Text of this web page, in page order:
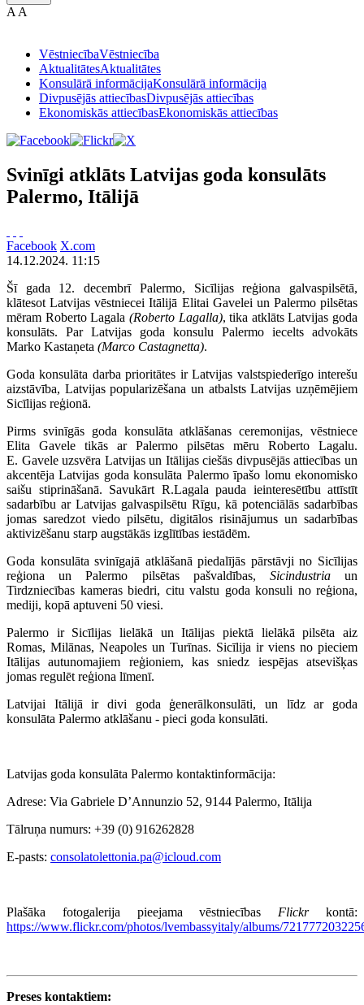
A A
VēstniecībaVēstniecība
AktualitātesAktualitātes
Konsulārā informācijaKonsulārā informācija
Divpusējās attiecībasDivpusējās attiecības
Ekonomiskās attiecībasEkonomiskās attiecības
Svinīgi atklāts Latvijas goda konsulāts
Palermo, Itālijā
Facebook X.com
14.12.2024. 11:15
Šī gada 12. decembrī Palermo, Sicīlijas reģiona galvaspilsētā,
klātesot Latvijas vēstniecei Itālijā Elitai Gavelei un Palermo pilsētas
mēram Roberto Lagala (Roberto Lagalla), tika atklāts Latvijas goda
konsulāts. Par Latvijas goda konsulu Palermo iecelts advokāts
Marko Kastaņeta (Marco Castagnetta).
Goda konsulāta darba prioritātes ir Latvijas valstspiederīgo interešu
aizstāvība, Latvijas popularizēšana un atbalsts Latvijas uzņēmējiem
Sicīlijas reģionā.
Pirms svinīgās goda konsulāta atklāšanas ceremonijas, vēstniece
Elita Gavele tikās ar Palermo pilsētas mēru Roberto Lagalu.
E. Gavele uzsvēra Latvijas un Itālijas ciešās divpusējās attiecības un
akcentēja Latvijas goda konsulāta Palermo īpašo lomu ekonomisko
saišu stiprināšanā. Savukārt R.Lagala pauda ieinteresētību attīstīt
sadarbību ar Latvijas galvaspilsētu Rīgu, kā potenciālās sadarbības
jomas saredzot viedo pilsētu, digitālos risinājumus un sadarbības
aktivizēšanu starp augstākās izglītības iestādēm.
Goda konsulāta svinīgajā atklāšanā piedalījās pārstāvji no Sicīlijas
reģiona un Palermo pilsētas pašvaldības, Sicindustriaun
Tirdzniecības kameras biedri, citu valstu goda konsuli no reģiona,
mediji, kopā aptuveni 50 viesi.
Palermo ir Sicīlijas lielākā un Itālijas piektā lielākā pilsēta aiz
Romas, Milānas, Neapoles un Turīnas. Sicīlija ir viens no pieciem
Itālijas autunomajiem reģioniem, kas sniedz iespējas atsevišķas
jomas regulēt reģiona līmenī.
Latvijai Itālijā ir divi goda ģenerālkonsulāti, un līdz ar goda
konsulāta Palermo atklāšanu - pieci goda konsulāti.
Latvijas goda konsulāta Palermo kontaktinformācija:
Adrese: Via Gabriele D’Annunzio 52, 9144 Palermo, Itālija
Tālruņa numurs: +39 (0) 916262828
E-pasts: consolatolettonia.pa@icloud.com
Plašāka fotogalerija pieejama vēstniecības Flickrkontā:
https://www.flickr.com/photos/lvembassyitaly/albums/
Preses kontaktiem: